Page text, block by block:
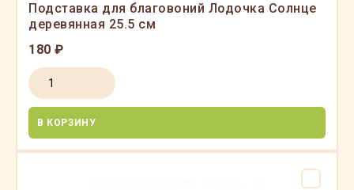
Подставка для благовоний Лодочка Солнце
деревянная 25.5 см
180 ₽
В КОРЗИНУ